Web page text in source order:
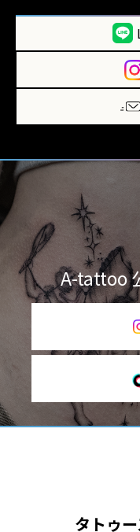
A-tattoo
タトゥ